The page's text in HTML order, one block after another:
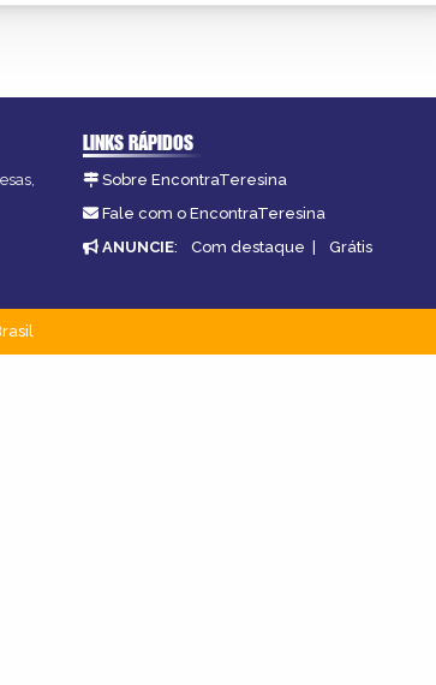
LINKS RÁPIDOS
Sobre EncontraTeresina
Fale com o EncontraTeresina
ANUNCIE: Com destaque | Grátis